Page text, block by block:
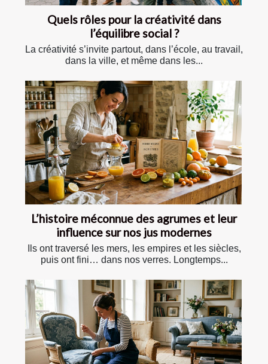
Quels rôles pour la créativité dans
l’équilibre social ?
La créativité s’invite partout, dans l’école, au travail,
dans la ville, et même dans les...
L’histoire méconnue des agrumes et leur
influence sur nos jus modernes
Ils ont traversé les mers, les empires et les siècles,
puis ont fini… dans nos verres. Longtemps...